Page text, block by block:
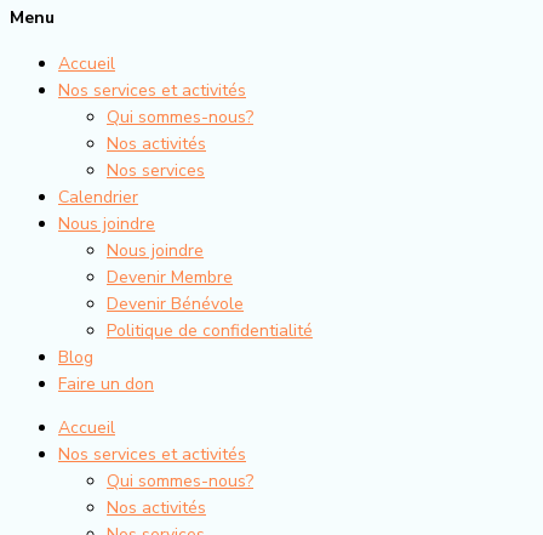
Menu
Accueil
Nos services et activités
Qui sommes-nous?
Nos activités
Nos services
Calendrier
Nous joindre
Nous joindre
Devenir Membre
Devenir Bénévole
Politique de confidentialité
Blog
Faire un don
Accueil
Nos services et activités
Qui sommes-nous?
Nos activités